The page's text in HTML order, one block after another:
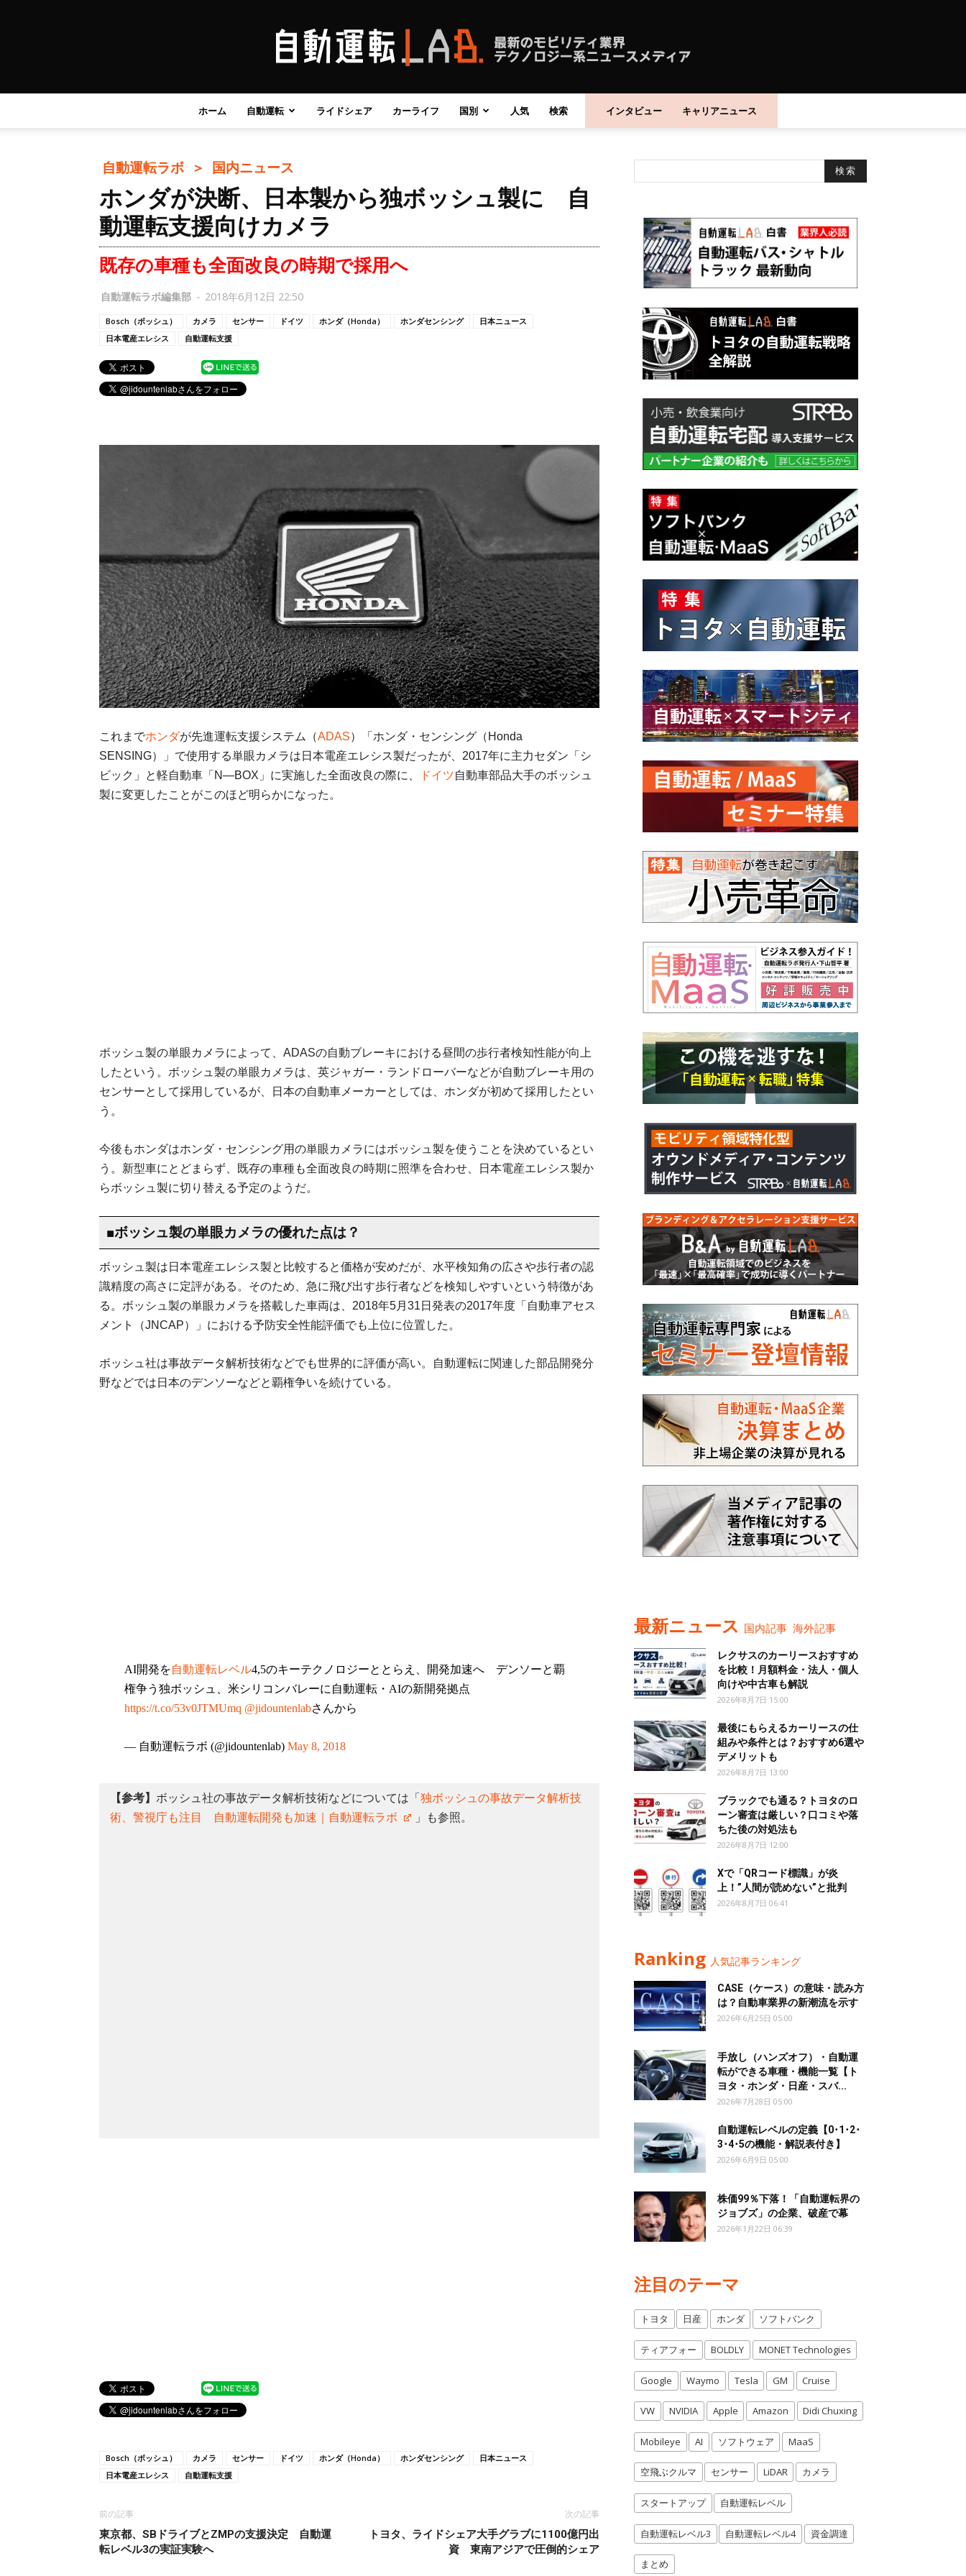
自
動
ボ
ホーム 自動運転 ライドシェア カーライフ 国別 人気 検索 インタビュー キャリアニュース
自動運転ラボ ＞ 国内ニュース
ホンダが決断、日本製から独ボッシュ製に 自
動運転支援向けカメラ
既存の車種も全面改良の時期で採用へ
自動運転ラボ編集部 - 2018年6月12日 22:50
Bosch（ボッシュ） カメラ センサー ドイツ ホンダ（Honda） ホンダセンシング
日本ニュース
日本電産エレシス
自動運転支援
これまでホンダが先進運転支援システム（ADAS）「ホンダ・センシング（Honda
SENSING）」で使用する単眼カメラは日本電産エレシス製だったが、2017年に主力セダン「シ
ビック」と軽自動車「N—BOX」に実施した全面改良の際に、
ドイツ自動車部品大手のボッシュ
製に変更したことがこのほど明らかになった。
ボッシュ製の単眼カメラによって、ADASの自動ブレーキにおける昼間の歩行者検知性能が向上
したという。ボッシュ製の単眼カメラは、英ジャガー・ランドローバーなどが自動ブレーキ用の
センサーとして採用しているが、日本の自動車メーカーとしては、ホンダが初めて採用したとい
う。
今後もホンダはホンダ・センシング用の単眼カメラにはボッシュ製を使うことを決めているとい
う。新型車にとどまらず、既存の車種も全面改良の時期に照準を合わせ、日本電産エレシス製か
らボッシュ製に切り替える予定のようだ。
■ボッシュ製の単眼カメラの優れた点は？
ボッシュ製は日本電産エレシス製と比較すると価格が安めだが、水平検知角の広さや歩行者の認
識精度の高さに定評がある。そのため、急に飛び出す歩行者などを検知しやすいという特徴があ
る。ボッシュ製の単眼カメラを搭載した車両は、2018年5月31日発表の2017年度「自動車アセス
メント（JNCAP）」における予防安全性能評価でも上位に位置した。
ボッシュ社は事故データ解析技術などでも世界的に評価が高い。自動運転に関連した部品開発分
野などでは日本のデンソーなどと覇権争いを続けている。
AI開発を自動運転レベル4,5のキーテクノロジーととらえ、開発加速へ デンソーと覇
権争う独ボッシュ、米シリコンバレーに自動運転・AIの新開発拠点
https://t.co/53v0JTMUmq @jidountenlabさんから
— 自動運転ラボ (@jidountenlab) May 8, 2018
【参考】 ボッシュ社の事故データ解析技術などについては「 独ボッシュの事故データ解析技
術、警視庁も注目 自動運転開発も加速｜自動運転ラボ
」も参照。
Bosch（ボッシュ） カメラ センサー ドイツ ホンダ（Honda） ホンダセンシング
日本ニュース
日本電産エレシス
自動運転支援
前の記事
東京都、SBドライブとZMPの支援決定 自動運
転レベル3の実証実験へ
次の記事
トヨタ、ライドシェア大手グラブに1100億円出
資 東南アジアで圧倒的シェア
最新ニュース 国内記事 海外記事
レクサスのカーリースおすすめ
を比較！月額料金・法人・個人
向けや中古車も解説
2026年8月7日 15:00
最後にもらえるカーリースの仕
組みや条件とは？おすすめ6選や
デメリットも
2026年8月7日 13:00
ブラックでも通る？トヨタのロ
ーン審査は厳しい？口コミや落
ちた後の対処法も
2026年8月7日 12:00
Xで「QRコード標識」が炎
上！”人間が読めない”と批判
2026年8月7日 06:41
Ranking 人気記事ランキング
CASE（ケース）の意味・読み方
は？自動車業界の新潮流を示す
2026年6月25日 05:00
手放し（ハンズオフ）・自動運
転ができる車種・機能一覧【ト
ヨタ・ホンダ・日産・スバ...
2026年7月28日 05:00
自動運転レベルの定義【0･1･2･
3･4･5の機能・解説表付き】
2026年6月9日 05:00
株価99％下落！「自動運転界の
ジョブズ」の企業、破産で幕
2026年1月22日 06:39
注目のテーマ
トヨタ 日産 ホンダ ソフトバンク
ティアフォー BOLDLY MONET Technologies
Google Waymo Tesla GM Cruise
VW NVIDIA Apple Amazon Didi Chuxing
Mobileye AI ソフトウェア MaaS
空飛ぶクルマ センサー LiDAR カメラ
スタートアップ 自動運転レベル
自動運転レベル3 自動運転レベル4 資金調達
まとめ